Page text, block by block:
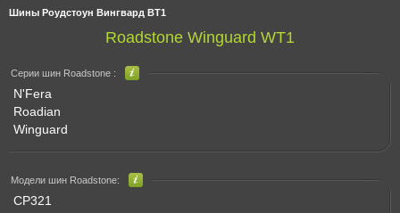
Шины Роудстоун Вингвард ВТ1
Roadstone Winguard WT1
Серии шин Roadstone :
N'Fera
Roadian
Winguard
Модели шин Roadstone:
CP321